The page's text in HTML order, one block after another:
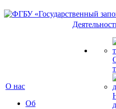
О нас
Об